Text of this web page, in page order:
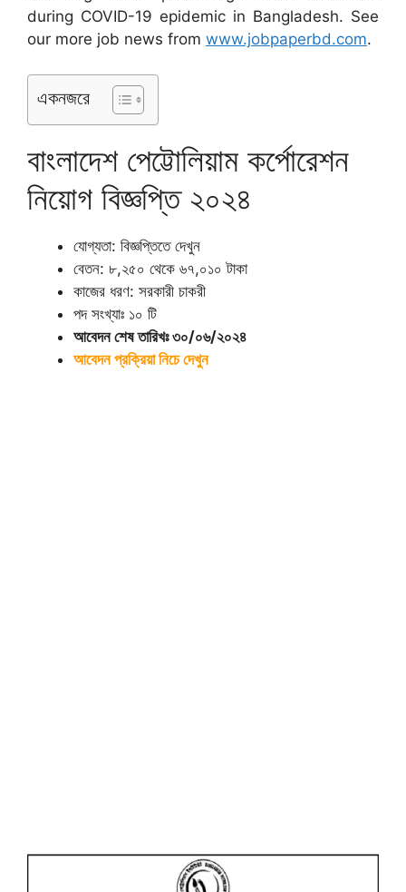
during COVID-19 epidemic in Bangladesh. See
our more job news from www.jobpaperbd.com.
একনজরে
বাংলাদেশ পেট্টোলিয়াম কর্পোরেশন
নিয়োগ বিজ্ঞপ্তি ২০২৪
যোগ্যতা: বিজ্ঞপ্তিতে দেখুন
বেতন: ৮,২৫০ থেকে ৬৭,০১০ টাকা
কাজের ধরণ: সরকারী চাকরী
পদ সংখ্যাঃ ১০ টি
আবেদন শেষ তারিখঃ ৩০/০৬/২০২৪
আবেদন প্রক্রিয়া নিচে দেখুন